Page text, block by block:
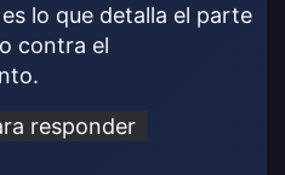
lo que detalla el parte
contra el
responder